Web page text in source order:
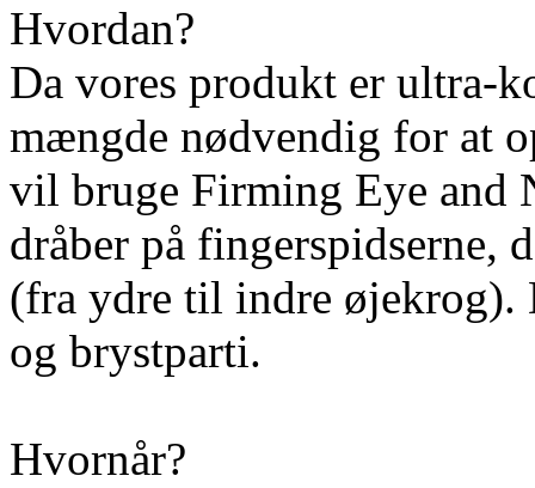
Hvordan?
Da vores produkt er ultra-
mængde nødvendig for at
vil bruge Firming Eye and
dråber på fingerspidserne,
(fra ydre til indre øjekrog).
og brystparti.
Hvornår?